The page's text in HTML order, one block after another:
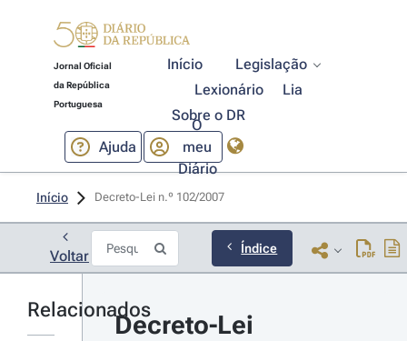
Jornal Oficial
da República
Portuguesa
Início
Legislação
Lexionário
Lia
Sobre o DR
Ajuda
O
meu
Diário
Início Decreto-Lei n.º 102/2007
Voltar Índice
Relacionados
Decreto-Lei